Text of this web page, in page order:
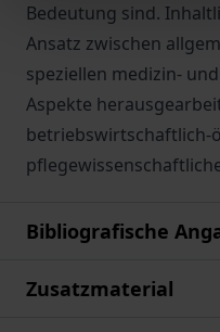
Bedeutung sind.
Ansatz zwischen
speziellen medizin-
Aspekte
betriebswirtschaftlich-
Bibliografische
Zusatzmaterial